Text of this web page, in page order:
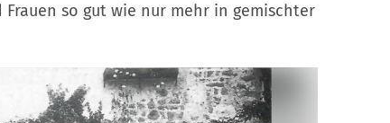
so gut wie nur mehr in gemischter